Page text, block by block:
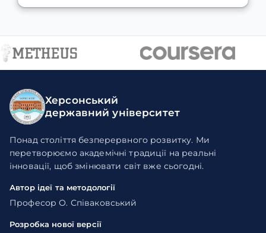
Херсонський
державний університет
Понад століття безперервного розвитку. Ми
перетворюємо академічні традиції на реальні
інновації, щоб змінювати світ вже сьогодні.
Автор ідеї та методології
Професор О. Співаковський
Розробка нової версії